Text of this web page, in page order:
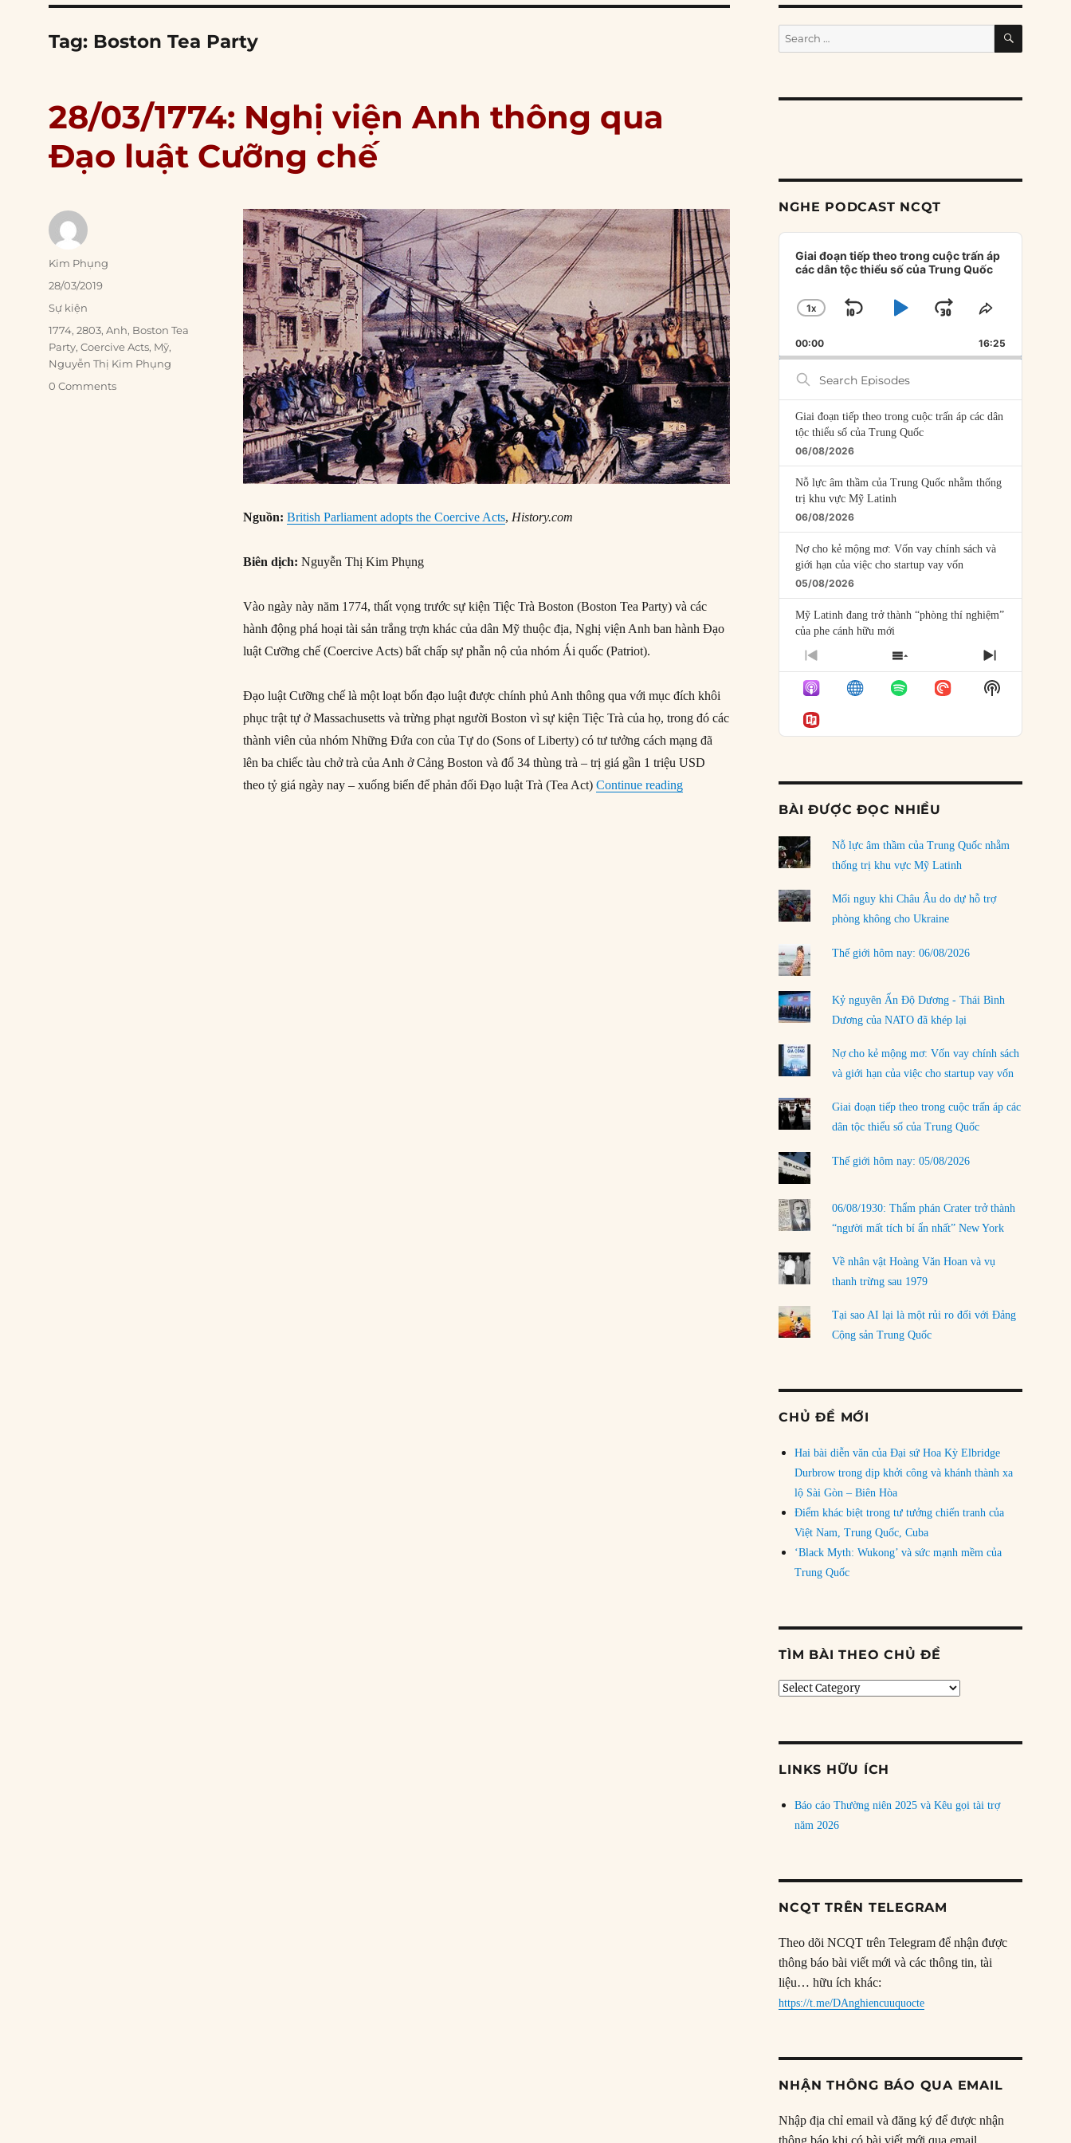
Tag: Boston Tea Party
28/03/1774: Nghị viện Anh thông qua
Đạo luật Cưỡng chế
Nguồn: British Parliament adopts the Coercive Acts, History.com
Biên dịch: Nguyễn Thị Kim Phụng
Vào ngày này năm 1774, thất vọng trước sự kiện Tiệc Trà Boston (Boston Tea Party) và các
hành động phá hoại tài sản trắng trợn khác của dân Mỹ thuộc địa, Nghị viện Anh ban hành Đạo
luật Cưỡng chế (Coercive Acts) bất chấp sự phẫn nộ của nhóm Ái quốc (Patriot).
Đạo luật Cưỡng chế là một loạt bốn đạo luật được chính phủ Anh thông qua với mục đích khôi
phục trật tự ở Massachusetts và trừng phạt người Boston vì sự kiện Tiệc Trà của họ, trong đó các
thành viên của nhóm Những Đứa con của Tự do (Sons of Liberty) có tư tưởng cách mạng đã
lên ba chiếc tàu chở trà của Anh ở Cảng Boston và đổ 34 thùng trà – trị giá gần 1 triệu USD
theo tỷ giá ngày nay – xuống biển để phản đối Đạo luật Trà (Tea Act)Continue reading“28/03/1774: Nghị viện Anh thông qua Đạo luật Cưỡng chế”
Author
Kim Phụng
Posted
28/03/2019
Categories
Sự kiện
Tags
1774,2803,Anh, Boston Tea
Party,Coercive Acts, Mỹ,
Nguyễn Thị Kim Phụng
0 Comments
Search
for:
SEARCH
NGHE PODCAST NCQT
Audio
Player
Giai đoạn tiếp theo trong cuộc trấn áp
các dân tộc thiểu số của Trung Quốc
CHANGE
RATE
1X
SKIP
BACKWARD
PLAYJUMP
FORWARD
SHARE
EPISODE
00:00 16:25
Search
Episodes
Giai đoạn tiếp theo trong cuộc trấn áp các dân
tộc thiểu số của Trung Quốc
06/08/2026
Nỗ lực âm thầm của Trung Quốc nhằm thống
trị khu vực Mỹ Latinh
06/08/2026
Nợ cho kẻ mộng mơ: Vốn vay chính sách và
giới hạn của việc cho startup vay vốn
05/08/2026
Mỹ Latinh đang trở thành “phòng thí nghiệm”
của phe cánh hữu mới
04/08/2026
Tại sao Trung Quốc phủ nhận cuộc gặp với
Ngoại trưởng Nhật Bản?
04/08/2026
03/08/2026
Đặt cược vào thất bại: Các quỹ đầu tư mạo
rủi ro
02/08/2026
Làm thế nào để kết thúc Chiến tranh Iran?
01/08/2026
Chiến lược kế tiếp của Bắc Kinh ở Biển Đông
31/07/2026
Trật tự thế giới mới: Các nước nhỏ sẽ luôn
phải chịu đựng?
LOAD MORE
PREVIOUS
EPISODE
SHOW
EPISODES
LIST
NEXT
EPISODE
Show
Podcast
BÀI ĐƯỢC ĐỌC NHIỀU
Nỗ lực âm thầm của Trung Quốc nhằm
thống trị khu vực Mỹ Latinh
Mối nguy khi Châu Âu do dự hỗ trợ
phòng không cho Ukraine
Thế giới hôm nay: 06/08/2026
Kỷ nguyên Ấn Độ Dương - Thái Bình
Dương của NATO đã khép lại
Nợ cho kẻ mộng mơ: Vốn vay chính sách
và giới hạn của việc cho startup vay vốn
Giai đoạn tiếp theo trong cuộc trấn áp các
dân tộc thiểu số của Trung Quốc
Thế giới hôm nay: 05/08/2026
06/08/1930: Thẩm phán Crater trở thành
“người mất tích bí ẩn nhất” New York
Về nhân vật Hoàng Văn Hoan và vụ
thanh trừng sau 1979
Tại sao AI lại là một rủi ro đối với Đảng
Cộng sản Trung Quốc
CHỦ ĐỀ MỚI
Hai bài diễn văn của Đại sứ Hoa Kỳ Elbridge
Durbrow trong dịp khởi công và khánh thành xa
lộ Sài Gòn – Biên Hòa
Điểm khác biệt trong tư tưởng chiến tranh của
Việt Nam, Trung Quốc, Cuba
‘Black Myth: Wukong’ và sức mạnh mềm của
Trung Quốc
TÌM BÀI THEO CHỦ ĐỀ
Tìm
LINKS HỮU ÍCH
Báo cáo Thường niên 2025 và Kêu gọi tài trợ
năm 2026
NCQT TRÊN TELEGRAM
Theo dõi NCQT trên Telegram để nhận được
thông báo bài viết mới và các thông tin, tài
liệu… hữu ích khác:
https://t.me/DAnghiencuuquocte
NHẬN THÔNG BÁO QUA EMAIL
Nhập địa chỉ email và đăng ký để được nhận